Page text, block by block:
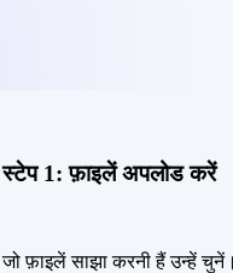
स्टेप 1: फ़ाइलें अपलोड करें
जो फ़ाइलें साझा करनी हैं उन्हें